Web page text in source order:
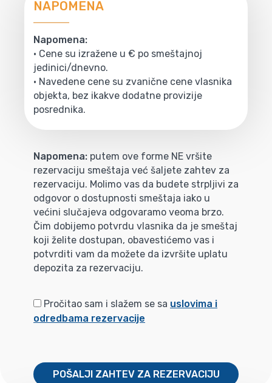
NAPOMENA
Napomena:
• Cene su izražene u € po smeštajnoj
jedinici/dnevno.
• Navedene cene su zvanične cene vlasnika
objekta, bez ikakve dodatne provizije
posrednika.
Napomena: putem ove forme NE vršite
rezervaciju smeštaja već šaljete zahtev za
rezervaciju. Molimo vas da budete strpljivi za
odgovor o dostupnosti smeštaja iako u
većini slučajeva odgovaramo veoma brzo.
Čim dobijemo potvrdu vlasnika da je smeštaj
koji želite dostupan, obavestićemo vas i
potvrditi vam da možete da izvršite uplatu
depozita za rezervaciju.
Pročitao sam i slažem se sa uslovima i
odredbama rezervacije
POŠALJI ZAHTEV ZA REZERVACIJU